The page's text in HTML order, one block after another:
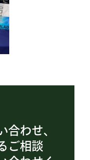
合わせ、
ご相談